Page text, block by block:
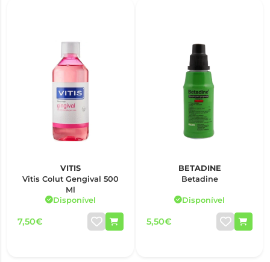
VITIS
Vitis Colut Gengival 500
Ml
Disponível
7,50€
BETADINE
Betadine
Disponível
5,50€